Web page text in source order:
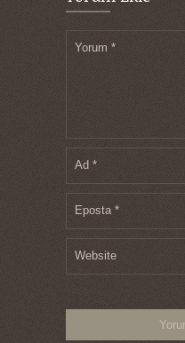
Yorum *
Ad *
Eposta *
Website